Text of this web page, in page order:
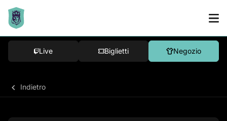
Live Biglietti Negozio
Indietro